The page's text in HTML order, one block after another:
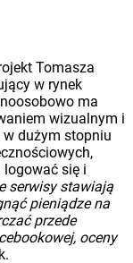
Tomasza
w rynek
ma
wizualnym i
dużym stopniu
logować się i
serwisy stawiają
pieniądze na
przede
oceny